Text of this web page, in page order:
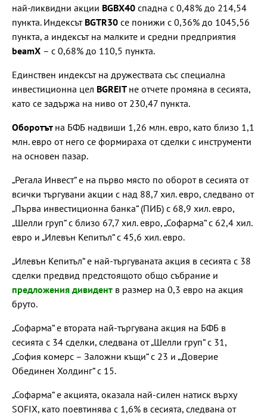
най-ликвидни акции BGBX40 спадна с 0,48% до 214,54
пункта. Индексът BGTR30 се понижи с 0,36% до 1045,56
пункта, а индексът на малките и средни предприятия
beamX – с 0,68% до 110,5 пункта.
Единствен индексът на дружествата със специална
инвестиционна цел BGREIT не отчете промяна в сесията,
като се задържа на ниво от 230,47 пункта.
Оборотът на БФБ надвиши 1,26 млн. евро, като близо 1,1
млн. евро от него се формираха от сделки с инструменти
на основен пазар.
„Регала Инвест“ е на първо място по оборот в сесията от
всички търгувани акции с над 88,7 хил. евро, следвано от
„Първа инвестиционна банка“ (ПИБ) с 68,9 хил. евро,
„Шелли груп“ с близо 67,7 хил. евро, „Софарма“ с 62,4 хил.
евро и „Илевън Кепитъл“ с 45,6 хил. евро.
„Илевън Кепитъл“ е най-търгуваната акция в сесията с 38
сделки предвид предстоящото общо събрание и
предложения дивидент в размер на 0,3 евро на акция
бруто.
„Софарма“ е втората най-търгувана акция на БФБ в
сесията с 34 сделки, следвана от „Шелли груп“ с 31,
„София комерс – Заложни къщи“ с 23 и „Доверие
Обединен Холдинг“ с 15.
„Софарма“ е акцията, оказала най-силен натиск върху
SOFIX, като поевтинява с 1,6% в сесията, следвана от